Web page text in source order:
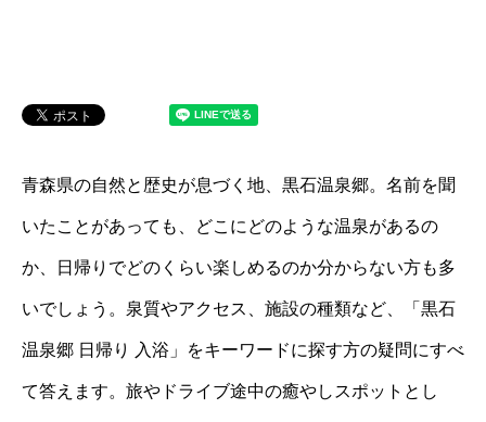
青森県の自然と歴史が息づく地、黒石温泉郷。名前を聞
いたことがあっても、どこにどのような温泉があるの
か、日帰りでどのくらい楽しめるのか分からない方も多
いでしょう。泉質やアクセス、施設の種類など、「黒石
温泉郷 日帰り 入浴」をキーワードに探す方の疑問にすべ
て答えます。旅やドライブ途中の癒やしスポットとし